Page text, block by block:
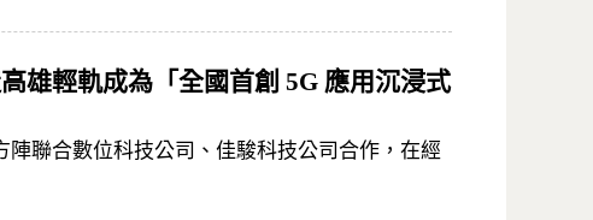
雄輕軌成為「全國首創 5G 應用沉浸式
聯合數位科技公司、佳駿科技公司合作，在經